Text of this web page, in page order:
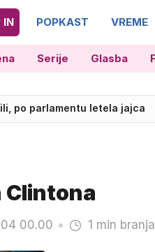
IN POPKAST VREME
Serije Glasba
po parlamentu letela jajca
Clintona
00.00 1 min branja